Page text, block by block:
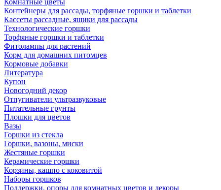
Комнатные цветы
Контейнеры для рассады, торфяные горшки и таблетки
Кассеты рассадные, ящики для рассады
Технологические горшки
Торфяные горшки и таблетки
Фитолампы для растений
Корм для домашних питомцев
Кормовые добавки
Литература
Купон
Новогодний декор
Отпугиватели ультразвуковые
Питательные грунты
Плошки для цветов
Вазы
Горшки из стекла
Горшки, вазоны, миски
Жестяные горшки
Керамические горшки
Корзины, кашпо с коковитой
Наборы горшков
Поддержки, опоры для комнатных цветов и декоры